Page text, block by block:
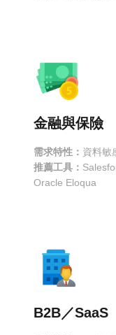
金融與保險
需求特性： 資料敏
推薦工具：
Oracle Eloqua
B2B／SaaS